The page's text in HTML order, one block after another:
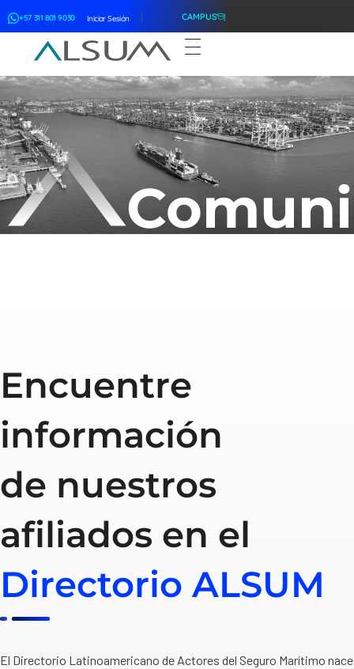
+57 311 801 9030 Iniciar Sesión CAMPUS
ALSUM
Encuentre
información
de nuestros
afiliados en el
Directorio ALSUM
El Directorio Latinoamericano de Actores del Seguro Marítimo nace